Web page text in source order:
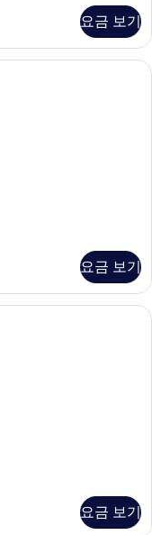
요금 보기
요금 보기
요금 보기